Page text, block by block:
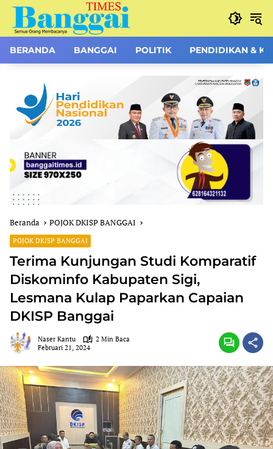
Langsung
konten
BERANDA BANGGAI POLITIK PENDIDIKAN &
Beranda POJOK DKISP BANGGAI
POJOK DKISP BANGGAI
Terima Kunjungan Studi Komparatif
Diskominfo Kabupaten Sigi,
Lesmana Kulap Paparkan Capaian
DKISP Banggai
Naser Kantu
2 Min Baca
Februari 21, 2024